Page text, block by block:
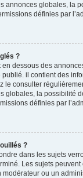
annonces globales, la
définies par
?
dessous des
il contient des
le consulter
globales, la possibilité
définies par
?
dans les sujets
Les sujets
ou un